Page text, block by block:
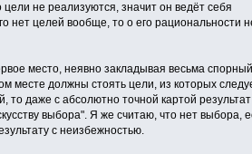
не реализуются, значит он ведёт себя
нет целей вообще, то о его рациональности
место, неявно закладывая весьма
месте должны стоять цели, из которых
даже с абсолютно точной картой
выбора". Я же считаю, что нет выбора,
с неизбежностью.